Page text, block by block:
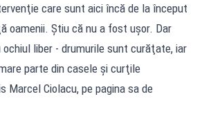
care sunt aici încă de la început
oamenii. Ştiu că nu a fost uşor. Dar
liber - drumurile sunt curăţate, iar
parte din casele şi curţile
Marcel Ciolacu, pe pagina sa de